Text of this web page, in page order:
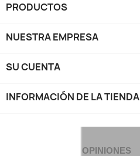
PRODUCTOS
NUESTRA EMPRESA
SU CUENTA
INFORMACIÓN DE LA TIENDA
OPINIONES